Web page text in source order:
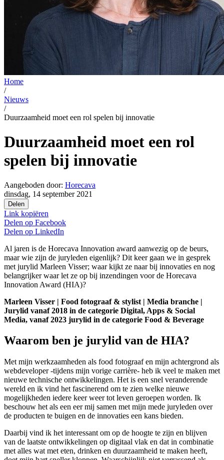
Home
/
Nieuws
/
Duurzaamheid moet een rol spelen bij innovatie
Duurzaamheid moet een rol
spelen bij innovatie
Aangeboden door: Horecava
dinsdag, 14 september 2021
Delen
Link kopiëren
Delen op Facebook
Delen op LinkedIn
Al jaren is de Horecava Innovation award aanwezig op de beurs,
maar wie zijn de juryleden eigenlijk? Dit keer gaan we in gesprek
met jurylid Marleen Visser; waar kijkt ze naar bij innovaties en nog
belangrijker waar let ze op bij inzendingen voor de Horecava
Innovation Award (HIA)?
Marleen Visser | Food fotograaf & stylist | Media branche |
Jurylid vanaf 2018 in de categorie Digital, Apps & Social
Media, vanaf 2023 jurylid in de categorie Food & Beverage
Waarom ben je jurylid van de HIA?
Met mijn werkzaamheden als food fotograaf en mijn achtergrond als
webdeveloper -tijdens mijn vorige carrière- heb ik veel te maken met
nieuwe technische ontwikkelingen. Het is een snel veranderende
wereld en ik vind het fascinerend om te zien welke nieuwe
mogelijkheden iedere keer weer tot leven geroepen worden. Ik
beschouw het als een eer mij samen met mijn mede juryleden over
de producten te buigen en de innovaties een kans bieden.
Daarbij vind ik het interessant om op de hoogte te zijn en blijven
van de laatste ontwikkelingen op digitaal vlak en dat in combinatie
met alles wat met eten, drinken en duurzaamheid te maken heeft,